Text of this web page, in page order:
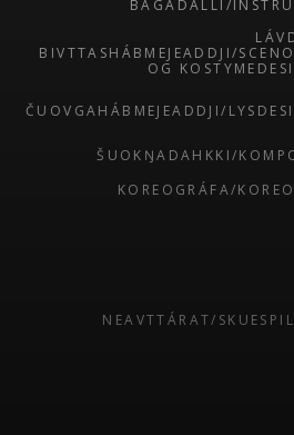
BAGADALLI/
BIVTTASHÁBMEJEADDJI/
OG
ČUOVGAHÁBMEJEADDJI/
ŠUOKŊADAHKKI/
KOREOGRÁFA/
NEAVTTÁRAT/